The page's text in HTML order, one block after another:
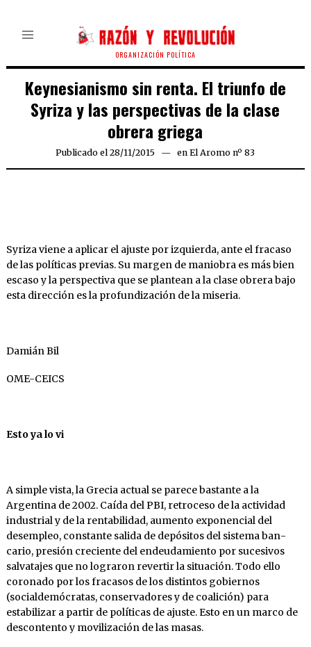
ORGANIZACIÓN POLÍTICA
Keynesianismo sin renta. El triunfo de
Syriza y las perspectivas de la clase
obrera griega
Publicado el 28/11/2015 en El Aromo nº 83
Syriza viene a aplicar el ajuste por izquierda, ante el fracaso
de las políticas previas. Su margen de maniobra es más bien
escaso y la perspectiva que se plantean a la clase obrera bajo
esta dirección es la profundización de la miseria.
Damián Bil
OME-CEICS
Esto ya lo vi
A simple vista, la Grecia actual se parece bas­tante a la
Argentina de 2002. Caída del PBI, retroceso de la actividad
industrial y de la ren­tabilidad, aumento exponencial del
desempleo, constante salida de depósitos del sistema ban­
cario, presión creciente del endeudamiento por sucesivos
salvatajes que no lograron revertir la situación. Todo ello
coronado por los fracasos de los distintos gobiernos
(socialdemócratas, conservadores y de coalición) para
estabilizar a partir de políticas de ajuste. Esto en un mar­co de
descontento y movilización de las masas.